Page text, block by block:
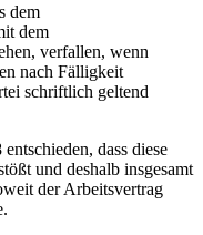
dem
dem
verfallen, wenn
nach Fälligkeit
schriftlich geltend
dass diese
und deshalb insgesamt
der Arbeitsvertrag